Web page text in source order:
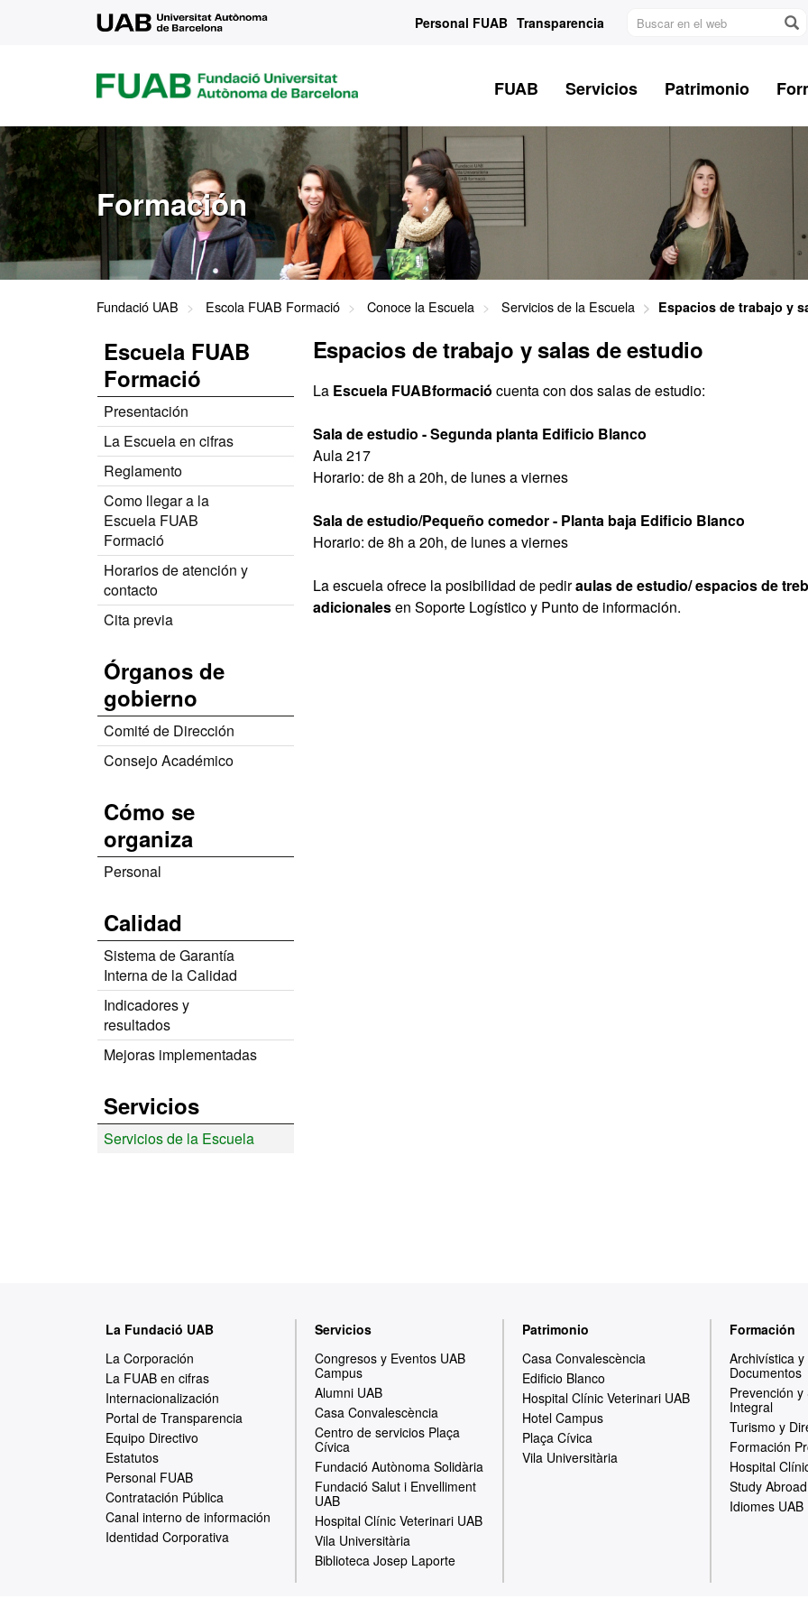
Personal FUAB Transparencia
Buscar
FUAB
FUNDACIÓ
UNIVERSITAT
AUTÒNOMA
DE
BARCELONA
FUAB Servicios Patrimonio
Formación
Fundació UAB Escola FUAB Formació Conoce la Escuela Servicios de la Escuela Espacios de trabajo y
Escuela FUAB
Formació
Presentación
La Escuela en cifras
Reglamento
Como llegar a la
Escuela FUAB
Formació
Horarios de atención y
contacto
Cita previa
Órganos de
gobierno
Comité de Dirección
Consejo Académico
Cómo se
organiza
Personal
Calidad
Sistema de Garantía
Interna de la Calidad
Indicadores y
resultados
Mejoras implementadas
Servicios
Servicios de la Escuela
Espacios de trabajo y salas de estudio
La Escuela FUABformació cuenta con dos salas de estudio:
Sala de estudio - Segunda planta Edificio Blanco
Aula 217
Horario: de 8h a 20h, de lunes a viernes
Sala de estudio/Pequeño comedor - Planta baja Edificio Blanco
Horario: de 8h a 20h, de lunes a viernes
La escuela ofrece la posibilidad de pediraulas de estudio/ espacios de
adicionalesen Soporte Logístico y Punto de información.
La Fundació UAB
La Corporación
La FUAB en cifras
Internacionalización
Portal de Transparencia
Equipo Directivo
Estatutos
Personal FUAB
Contratación Pública
Canal interno de información
Identidad Corporativa
Servicios
Congresos y Eventos UAB
Campus
Alumni UAB
Casa Convalescència
Centro de servicios Plaça
Cívica
Fundació Autònoma Solidària
Fundació Salut i Envelliment
UAB
Hospital Clínic Veterinari UAB
Vila Universitària
Biblioteca Josep Laporte
Patrimonio
Casa Convalescència
Edificio Blanco
Hospital Clínic Veterinari UAB
Hotel Campus
Plaça Cívica
Vila Universitària
Formación
Archivística
Documentos
Prevención
Integral
Turismo y
Formación
Hospital
Study Abroad
Idiomes UAB